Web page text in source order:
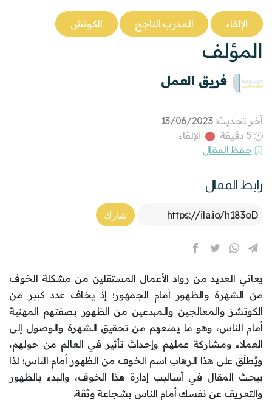
الإلقاء المدرب الناجح الكوتش
المؤلف
فريق العمل
آخر تحديث:13/06/2023
5 دقيقة
الإلقاء
حفظ المقال
رابط المقال
Article Link
شارك
يعاني العديد من رواد الأعمال المستقلين من مشكلة الخوف
من الشهرة والظهور أمام الجمهور؛ إذ يخاف عدد كبير من
الكوتشز والمعالجين والمبدعين من الظهور بصفتهم المهنية
أمام الناس، وهو ما يمنعهم من تحقيق الشهرة والوصول إلى
العملاء ومشاركة عملهم وإحداث تأثير في العالم من حولهم،
ويُطلَق على هذا الرهاب اسم الخوف من الظهور أمام الناس؛ لذا
يبحث المقال في أساليب إدارة هذا الخوف، والبدء بالظهور
والتعريف عن نفسك أمام الناس بشجاعة وثقة.